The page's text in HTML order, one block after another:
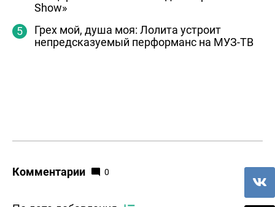
Show»
Грех мой, душа моя: Лолита устроит
непредсказуемый перформанс на МУЗ-ТВ
Комментарии 0